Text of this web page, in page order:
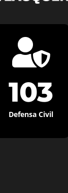

103
Defensa Civil